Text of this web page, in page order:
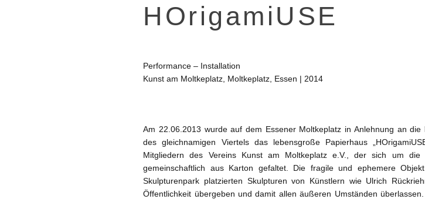
HOrigamiUSE
Performance – Installation
Kunst am Moltkeplatz, Moltkeplatz, Essen | 2014
Am 22.06.2013 wurde auf dem Essener Moltkeplatz in Anlehnung an
des gleichnamigen Viertels das lebensgroße Papierhaus
Mitgliedern des Vereins Kunst am Moltkeplatz e.V., der sich um die
gemeinschaftlich aus Karton gefaltet. Die fragile und ephemere
Skulpturenpark platzierten Skulpturen von Künstlern wie Ulrich
Öffentlichkeit übergeben und damit allen äußeren Umständen